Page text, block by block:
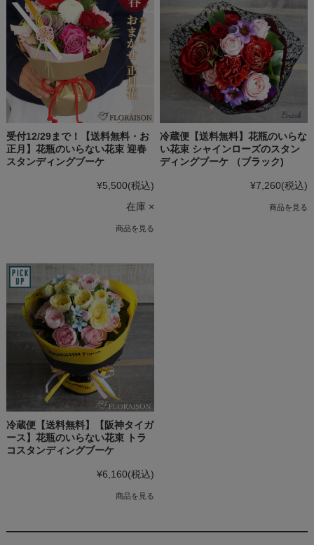
受付12/29まで！【送料無料・お
正月】花瓶のいらない花束 迎春
スタンディングブーケ
¥5,500(税込)
在庫 ×
商品を見る
冷蔵便【送料無料】花瓶のいらな
い花束 シャインローズのスタン
ディングブーケ （ブラック)
¥7,260(税込)
商品を見る
冷蔵便【送料無料】【阪神タイガ
ース】花瓶のいらない花束 トラ
コスタンディングブーケ
¥6,160(税込)
商品を見る